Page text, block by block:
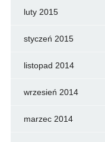
luty 2015
styczeń 2015
listopad 2014
wrzesień 2014
marzec 2014